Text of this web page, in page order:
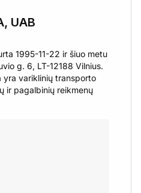
UAB
1995-11-22 ir šiuo metu
g. 6, LT-12188 Vilnius.
yra variklinių transporto
ir pagalbinių reikmenų